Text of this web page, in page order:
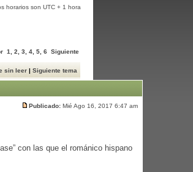
horarios son UTC + 1 hora
1 2 3 4 5 6 Siguiente
sin leer | Siguiente tema
Publicado: Mié Ago 16, 2017 6:47 am
con las que el románico hispano